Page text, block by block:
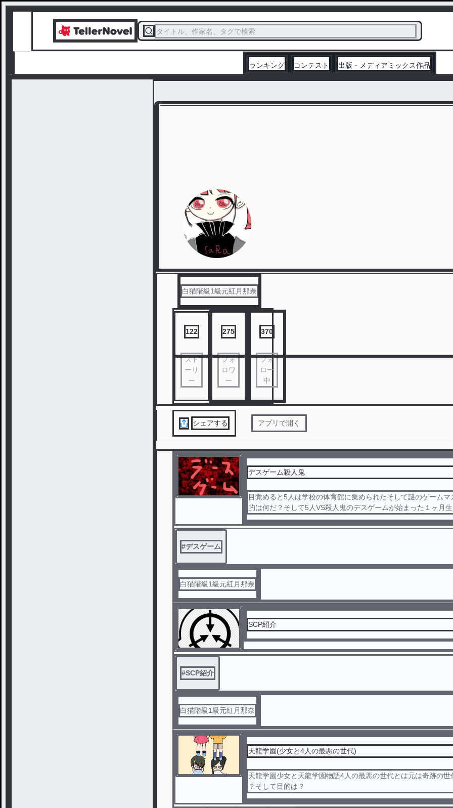
タイトル、作家名、タグで検索
ランキング コンテスト 出版・メディアミックス作品
白猫階級1級元紅月那奈
122
スト
ーリ
ー
275
フォ
ロワ
ー
370
フォ
ロー
中
シェアする アプリで開く
デスゲーム殺人鬼
目覚めると5人は学校の体育館に集められたそして謎のゲームマ
的は何だ？そして5人VS殺人鬼のデスゲームが始まった１ヶ月
#デスゲーム
白猫階級1級元紅月那奈
SCP紹介
#SCP紹介
白猫階級1級元紅月那奈
天龍学園(少女と4人の最悪の世代)
天龍学園少女と天龍学園物語4人の最悪の世代とは元は奇跡の世
？そして目的は？